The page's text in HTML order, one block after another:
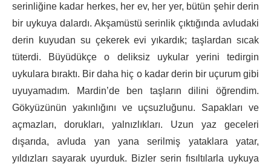
serinliğine kadar herkes, her ev, her yer, bütün şehir derin
bir uykuya dalardı. Akşamüstü serinlik çıktığında avludaki
derin kuyudan su çekerek evi yıkardık; taşlardan sıcak
tüterdi. Büyüdükçe o deliksiz uykular yerini tedirgin
uykulara bıraktı. Bir daha hiç o kadar derin bir uçurum gibi
uyuyamadım. Mardin’de ben taşların dilini öğrendim.
Gökyüzünün yakınlığını ve uçsuzluğunu. Sapakları ve
açmazları, dorukları, yalnızlıkları. Uzun yaz geceleri
dışarıda, avluda yan yana serilmiş yataklara yatar,
yıldızları sayarak uyurduk. Bizler serin fısıltılarla uykuya